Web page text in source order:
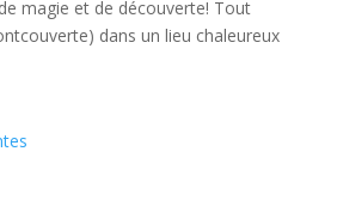
magie et de découverte! Tout
dans un lieu chaleureux